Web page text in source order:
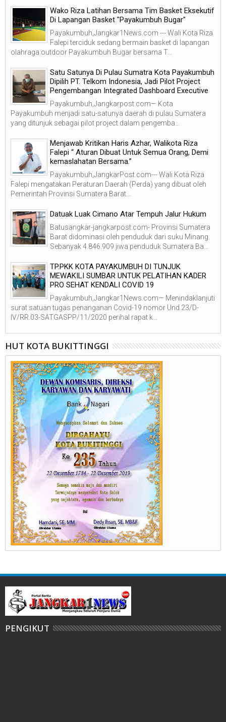
Wako Riza Latihan Bersama Tim Basket Eksekutif
Di Lapangan Basket "Payakumbuh Bugar"
Payakumbuh,Jangkar1News.com --- Wali Kota Riza
Falepi terciduk sedang bermain basket di lapangan
olahraga outdoor Payakumbuh Bugar bersama T...
Satu Satunya Di Pulau Sumatra Kota Payakumbuh
Dipilih PT. Telkom Indonesia, Jadi Pilot Project
Pengembangan Integrated Dashboard Executive
Payakumbuh,Jangkarpost.com— Kota
Payakumbuh menjadi satu-satunya daerah di pulau Sumatera
yang ditunjuk sebagai pilot project dalam pengemba...
Menjawab Kritikan Haris Azhar, Walikota Riza
Falepi “ Aturan Dibuat Untuk Semua Orang, Demi
kemaslahatan Bersama.”
Payakumbuh,JangkarPost.com--- Wali Kota Riza
Falepi mengatakan Peraturan Daerah (Perda) yang dibuat oleh
Pemerintah Provinsi Sumatera Barat...
Datuak Luak Cimano Atar Tempuh Jalur Hukum
Batusangkar-jangkarpost.com- Provinsi Sumatera
Barat didominasi oleh penduduk dari suku Minang.
Sebanyak 4.846.909 jiwa penduduk Sumatera Ba...
TP.PKK KOTA PAYAKUMBUH DI TUNJUK
MEWAKILI SUMBAR UNTUK PELATIHAN KADER
PRO SEHAT KENDALI COVID 19
Payakumbuh,Jangkar1News.com— Menindaklanjuti
surat satuan tugas penanganan Covid-19 nomor Und.23/D-
IV/RR.03-SATGASPP/11/2020 perihal rapat k...
HUT KOTA BUKITTINGGI
PENGIKUT